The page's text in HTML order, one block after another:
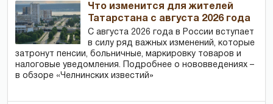
Что изменится для жителей
Татарстана с августа 2026 года
С августа 2026 года в России вступает
в силу ряд важных изменений, которые
затронут пенсии, больничные, маркировку товаров и
налоговые уведомления. Подробнее о нововведениях –
в обзоре «Челнинских известий»